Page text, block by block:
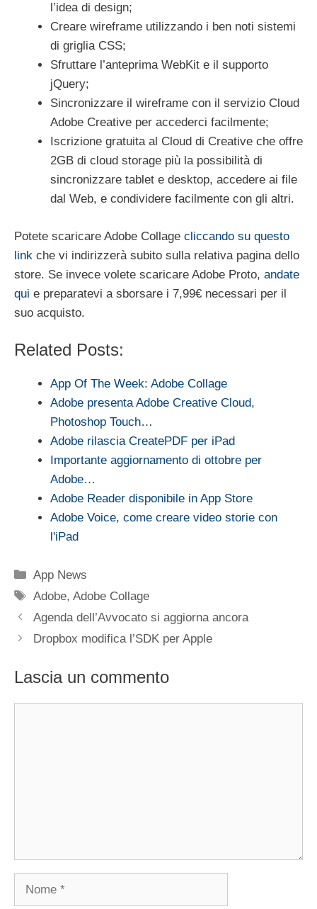
l’idea di design;
Creare wireframe utilizzando i ben noti sistemi
di griglia CSS;
Sfruttare l’anteprima WebKit e il supporto
jQuery;
Sincronizzare il wireframe con il servizio Cloud
Adobe Creative per accederci facilmente;
Iscrizione gratuita al Cloud di Creative che offre
2GB di cloud storage più la possibilità di
sincronizzare tablet e desktop, accedere ai file
dal Web, e condividere facilmente con gli altri.
Potete scaricare Adobe Collage cliccando su questo
link che vi indirizzerà subito sulla relativa pagina dello
store. Se invece volete scaricare Adobe Proto, andate
qui e preparatevi a sborsare i 7,99€ necessari per il
suo acquisto.
Related Posts:
App Of The Week: Adobe Collage
Adobe presenta Adobe Creative Cloud,
Photoshop Touch…
Adobe rilascia CreatePDF per iPad
Importante aggiornamento di ottobre per
Adobe…
Adobe Reader disponibile in App Store
Adobe Voice, come creare video storie con
l'iPad
Categorie
App News
Tag
Adobe,Adobe Collage
Agenda dell’Avvocato si aggiorna ancora
Dropbox modifica l’SDK per Apple
Lascia un commento
Nome